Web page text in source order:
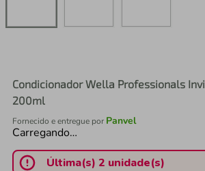
Condicionador Wella Professionals
200ml
Fornecido e entregue por Panvel
Carregando…
Última(s) 2 unidade(s)